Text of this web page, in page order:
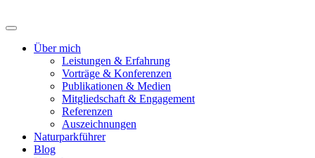
Über mich
Leistungen & Erfahrung
Vorträge & Konferenzen
Publikationen & Medien
Mitgliedschaft & Engagement
Referenzen
Auszeichnungen
Naturparkführer
Blog